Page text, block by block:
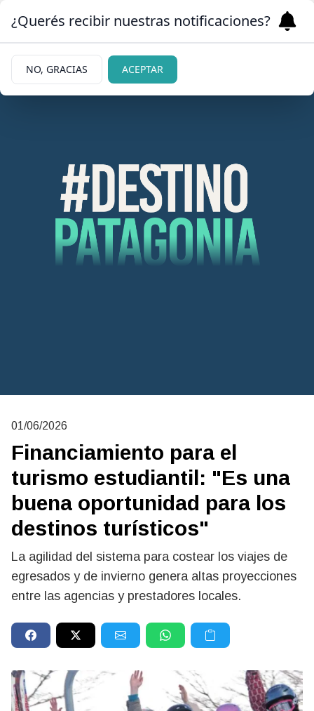
01/06/2026
Financiamiento para el
turismo estudiantil: "Es una
buena oportunidad para los
destinos turísticos"
La agilidad del sistema para costear los viajes de
egresados y de invierno genera altas proyecciones
entre las agencias y prestadores locales.
¿Querés recibir nuestras notificaciones?
NO, GRACIAS ACEPTAR